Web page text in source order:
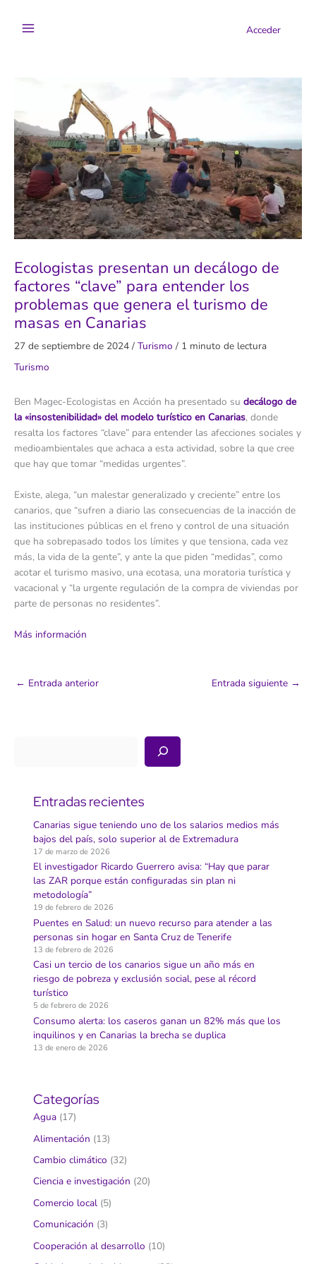
Acceder
Ecologistas presentan un decálogo de
factores “clave” para entender los
problemas que genera el turismo de
masas en Canarias
27 de septiembre de 2024 / Turismo / 1 minuto de lectura
Turismo
Ben Magec-Ecologistas en Acción ha presentado su decálogo de
la «insostenibilidad» del modelo turístico en Canarias, donde
resalta los factores “clave” para entender las afecciones sociales y
medioambientales que achaca a esta actividad, sobre la que cree
que hay que tomar “medidas urgentes”.
Existe, alega, “un malestar generalizado y creciente” entre los
canarios, que “sufren a diario las consecuencias de la inacción de
las instituciones públicas en el freno y control de una situación
que ha sobrepasado todos los límites y que tensiona, cada vez
más, la vida de la gente”, y ante la que piden “medidas”, como
acotar el turismo masivo, una ecotasa, una moratoria turística y
vacacional y “la urgente regulación de la compra de viviendas por
parte de personas no residentes”.
Más información
← Entrada anterior Entrada siguiente →
Entradas recientes
Canarias sigue teniendo uno de los salarios medios más
bajos del país, solo superior al de Extremadura
17 de marzo de 2026
El investigador Ricardo Guerrero avisa: “Hay que parar
las ZAR porque están configuradas sin plan ni
metodología”
19 de febrero de 2026
Puentes en Salud: un nuevo recurso para atender a las
personas sin hogar en Santa Cruz de Tenerife
13 de febrero de 2026
Casi un tercio de los canarios sigue un año más en
riesgo de pobreza y exclusión social, pese al récord
turístico
5 de febrero de 2026
Consumo alerta: los caseros ganan un 82% más que los
inquilinos y en Canarias la brecha se duplica
13 de enero de 2026
Categorías
Agua (17)
Alimentación (13)
Cambio climático (32)
Ciencia e investigación (20)
Comercio local (5)
Comunicación (3)
Cooperación al desarrollo (10)